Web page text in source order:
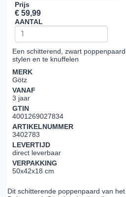
Prijs
€ 59,99
AANTAL
Een schitterend, zwart
stylen en te knuffelen
MERK
Götz
VANAF
3 jaar
GTIN
4001269027834
ARTIKELNUMMER
3402783
LEVERTIJD
direct leverbaar
VERPAKKING
50x42x18 cm
Dit schitterende poppenpaard van het